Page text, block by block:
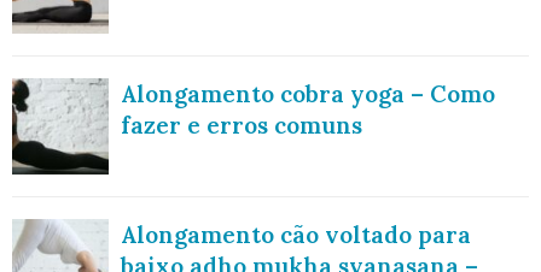
Alongamento cobra yoga – Como
fazer e erros comuns
Alongamento cão voltado para
baixo adho mukha svanasana –